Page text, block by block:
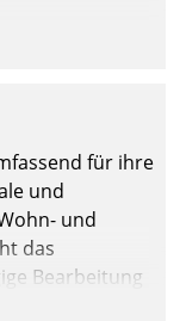
für ihre
und
und
das
Bearbeitung